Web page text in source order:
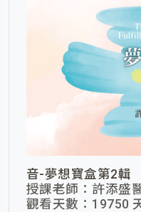
音-夢想寶盒第2輯
授課老師：許添盛
觀看天數：19750